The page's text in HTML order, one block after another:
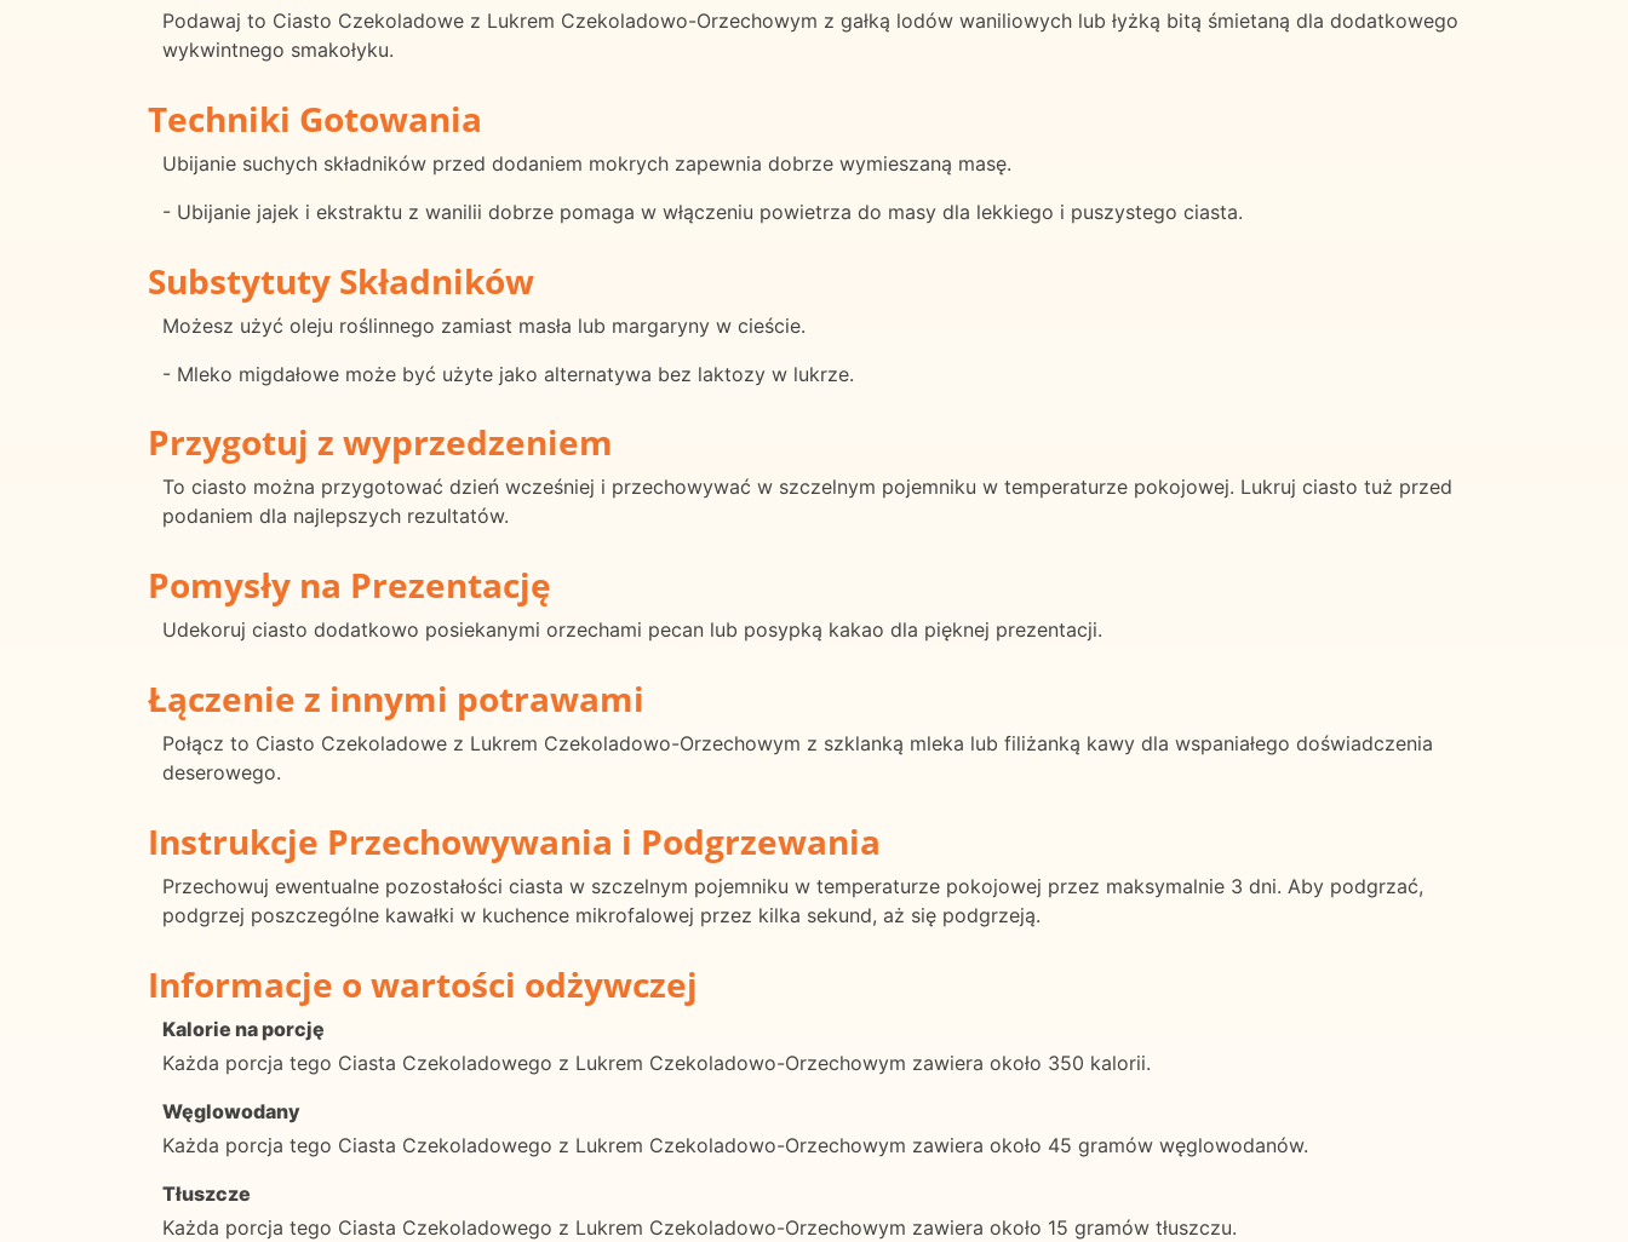
Podawaj to Ciasto Czekoladowe z Lukrem Czekoladowo-Orzechowym z gałką lodów waniliowych lub łyżką bitą śmietaną dla dodatkowego
wykwintnego smakołyku.
Techniki Gotowania
Ubijanie suchych składników przed dodaniem mokrych zapewnia dobrze wymieszaną masę.
- Ubijanie jajek i ekstraktu z wanilii dobrze pomaga w włączeniu powietrza do masy dla lekkiego i puszystego ciasta.
Substytuty Składników
Możesz użyć oleju roślinnego zamiast masła lub margaryny w cieście.
- Mleko migdałowe może być użyte jako alternatywa bez laktozy w lukrze.
Przygotuj z wyprzedzeniem
To ciasto można przygotować dzień wcześniej i przechowywać w szczelnym pojemniku w temperaturze pokojowej. Lukruj ciasto tuż przed
podaniem dla najlepszych rezultatów.
Pomysły na Prezentację
Udekoruj ciasto dodatkowo posiekanymi orzechami pecan lub posypką kakao dla pięknej prezentacji.
Łączenie z innymi potrawami
Połącz to Ciasto Czekoladowe z Lukrem Czekoladowo-Orzechowym z szklanką mleka lub filiżanką kawy dla wspaniałego doświadczenia
deserowego.
Instrukcje Przechowywania i Podgrzewania
Przechowuj ewentualne pozostałości ciasta w szczelnym pojemniku w temperaturze pokojowej przez maksymalnie 3 dni. Aby podgrzać,
podgrzej poszczególne kawałki w kuchence mikrofalowej przez kilka sekund, aż się podgrzeją.
Informacje o wartości odżywczej
Kalorie na porcję
Każda porcja tego Ciasta Czekoladowego z Lukrem Czekoladowo-Orzechowym zawiera około 350 kalorii.
Węglowodany
Każda porcja tego Ciasta Czekoladowego z Lukrem Czekoladowo-Orzechowym zawiera około 45 gramów węglowodanów.
Tłuszcze
Każda porcja tego Ciasta Czekoladowego z Lukrem Czekoladowo-Orzechowym zawiera około 15 gramów tłuszczu.